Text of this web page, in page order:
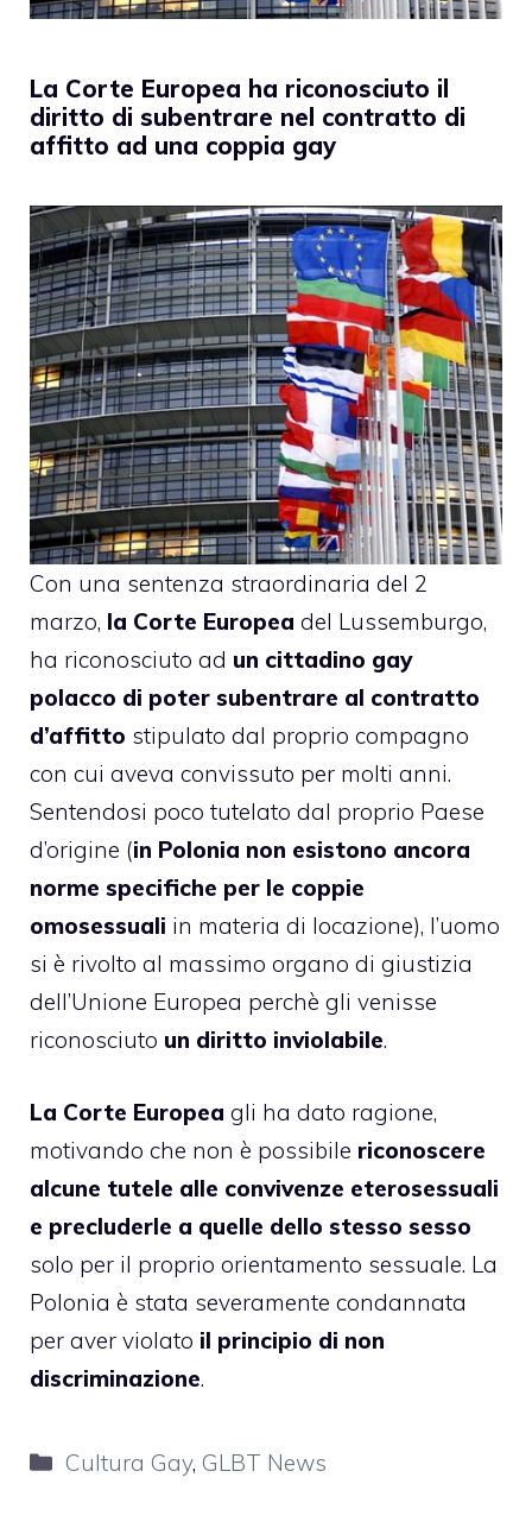
La Corte Europea ha riconosciuto il
diritto di subentrare nel contratto di
affitto ad una coppia gay
Con una sentenza straordinaria del 2
marzo, la Corte Europea del Lussemburgo,
ha riconosciuto ad un cittadino gay
polacco di poter subentrare al contratto
d’affitto stipulato dal proprio compagno
con cui aveva convissuto per molti anni.
Sentendosi poco tutelato dal proprio Paese
d’origine (in Polonia non esistono ancora
norme specifiche per le coppie
omosessuali in materia di locazione), l’uomo
si è rivolto al massimo organo di giustizia
dell’Unione Europea perchè gli venisse
riconosciuto un diritto inviolabile.
La Corte Europea gli ha dato ragione,
motivando che non è possibile riconoscere
alcune tutele alle convivenze eterosessuali
e precluderle a quelle dello stesso sesso
solo per il proprio orientamento sessuale. La
Polonia è stata severamente condannata
per aver violato il principio di non
discriminazione.
Categorie
Cultura Gay, GLBT News